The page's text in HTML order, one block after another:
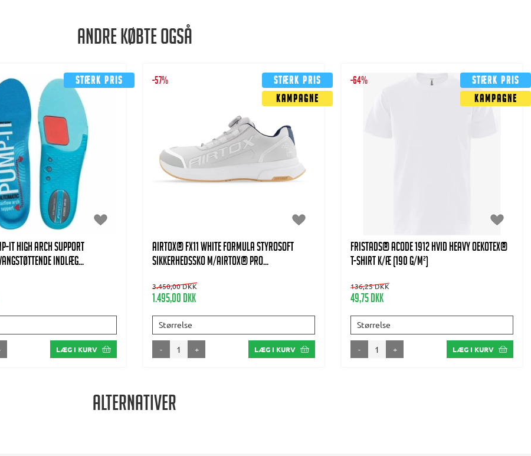
Andre købte også
Stærk pris
It high arch support
indlæg...
LÆG I KURV
Stærk pris
Kampagne
-57%
AIRTOX® FX11 WHITE Formula Styrosoft
Sikkerhedssko m/AIRTOX® PRO...
3.450,00 DKK
1.495,00 DKK
Størrelse
- + LÆG I KURV
Stærk pris
Kampagne
-64%
FRISTADS® Acode 1912 HVID Heavy Oekotex®
T-Shirt K/Æ (190 g/m²)
136,25 DKK
49,75 DKK
Størrelse
- + LÆG I KURV
Alternativer